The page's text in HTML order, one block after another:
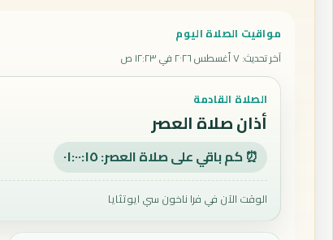
مواقيت الصلاة اليوم
آخر تحديث:٧ أغسطس ٢٠٢٦ في ١٢:٢٣ ص
الصلاة القادمة
أذان صلاة العصر
⏰ كم باقي على صلاة العصر: ٠١:٠٠:١٤
الوقت الآن في فرا ناخون سي ايوتثايا